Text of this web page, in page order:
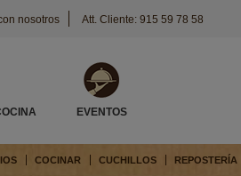
nosotros Att. Cliente: 915 59 78 58
EVENTOS
COCINAR CUCHILLOS REPOSTERÍA